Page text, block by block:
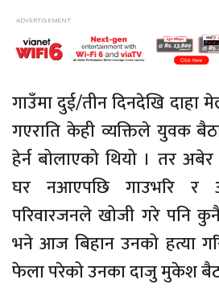
गाउँमा दुई/तीन दिनदेखि दाहा
गएराति केही व्यक्तिले युवक
हेर्न बोलाएको थियो । तर
घर नआएपछि गाउभरि र
परिवारजनले खोजी गरे पनि
भने आज बिहान उनको हत्या
फेला परेको उनका दाजु मुकेश